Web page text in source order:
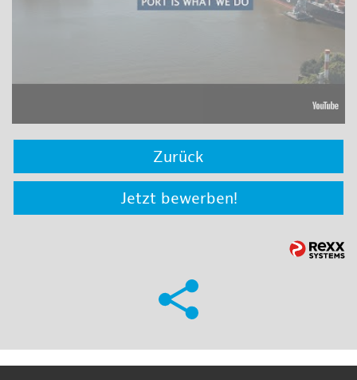
Zurück
Jetzt bewerben!